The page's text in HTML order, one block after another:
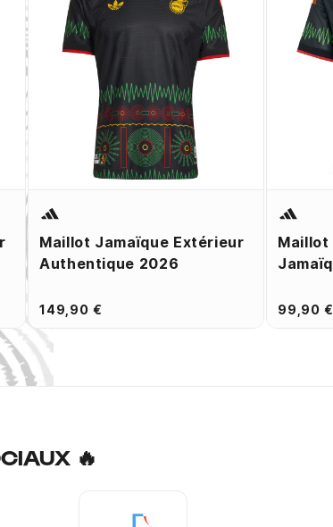
Maillot Jamaïque Extérieur
Authentique 2026
149,90 €
Maillot
99,90 €
🔥